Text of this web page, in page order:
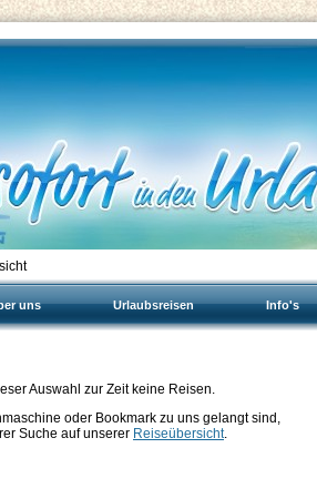
uns Urlaubsreisen Info's
Auswahl zur Zeit keine Reisen.
oder Bookmark zu uns gelangt sind,
Suche auf unserer Reiseübersicht.